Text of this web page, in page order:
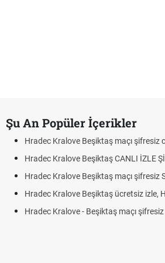
Şu An Popüler İçerikler
Kralove Beşiktaş maçı şifresiz canlı yayın
Kralove Beşiktaş CANLI İZLE ŞİFRESİZ
Kralove Beşiktaş maçı şifresiz S Sport
Kralove Beşiktaş ücretsiz izle, Hradec
Kralove - Beşiktaş maçı şifresiz izle canlı S